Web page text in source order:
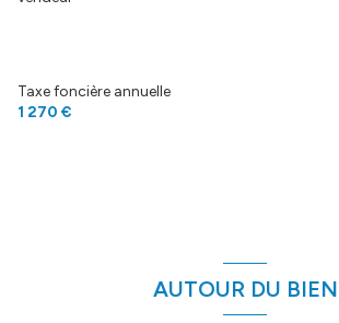
Taxe foncière annuelle
1 270 €
AUTOUR DU BIEN